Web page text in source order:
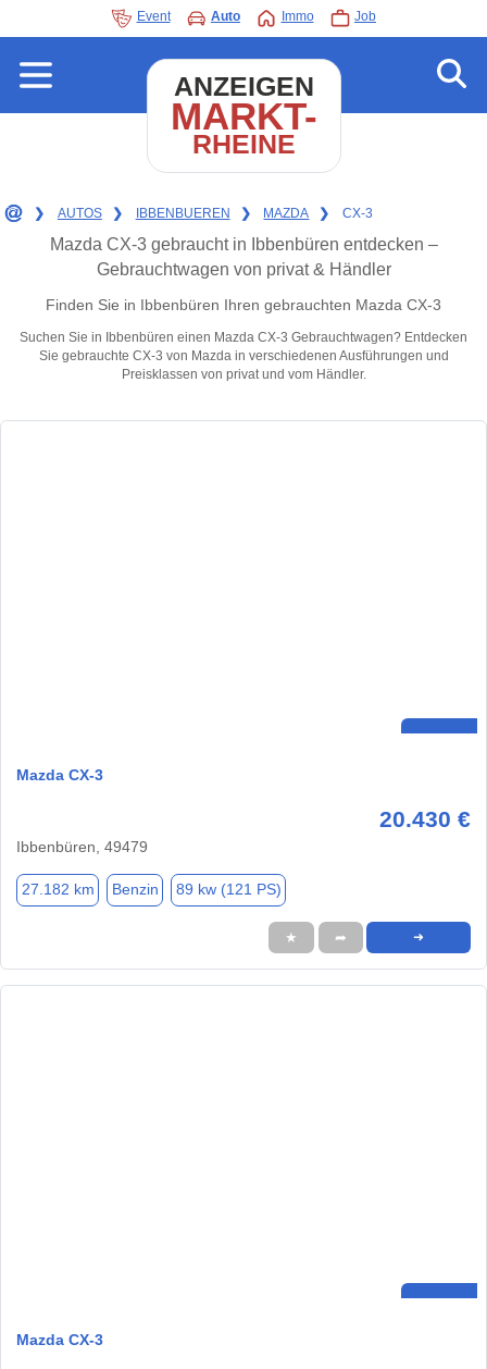
Event Auto Immo Job
ANZEIGEN
MARKT-
RHEINE
❯ AUTOS ❯ IBBENBUEREN ❯ MAZDA ❯ CX-3
Mazda CX-3 gebraucht in Ibbenbüren entdecken –
Gebrauchtwagen von privat & Händler
Finden Sie in Ibbenbüren Ihren gebrauchten Mazda CX-3
Suchen Sie in Ibbenbüren einen Mazda CX-3 Gebrauchtwagen? Entdecken
Sie gebrauchte CX-3 von Mazda in verschiedenen Ausführungen und
Preisklassen von privat und vom Händler.
Mazda CX-3
20.430 €
Ibbenbüren, 49479
27.182 km Benzin 89 kw (121 PS)
★ ➦ ➜
Mazda CX-3